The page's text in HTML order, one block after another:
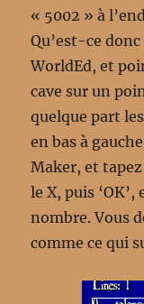
« 5002 » à
Qu’est-ce
WorldEd, et
cave sur un
quelque part
en bas à
Maker, et
le X, puis
nombre. Vous
comme ce qui